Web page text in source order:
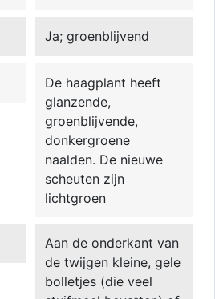
Ja; groenblijvend
De haagplant heeft
glanzende,
groenblijvende,
donkergroene
naalden. De nieuwe
scheuten zijn
lichtgroen
Aan de onderkant van
de twijgen kleine, gele
bolletjes (die veel